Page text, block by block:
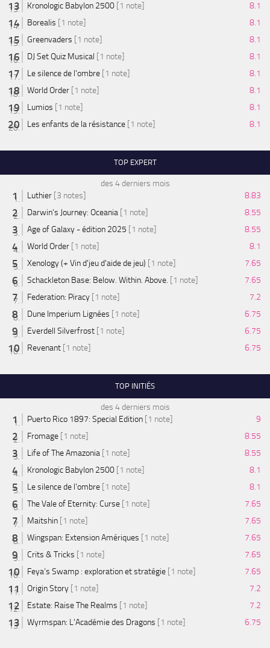
Kronologic Babylon 2500 [1 note]
8.1
Borealis [1 note]
8.1
Greenvaders [1 note]
8.1
DJ Set Quiz Musical [1 note]
8.1
Le silence de l'ombre [1 note]
8.1
World Order [1 note]
8.1
Lumios [1 note]
8.1
Les enfants de la résistance [1 note] 8.1
TOP EXPERT
des 4 derniers mois
Luthier [3 notes]
8.83
Darwin's Journey: Oceania [1 note]
8.55
Age of Galaxy - édition 2025 [1 note]
8.55
World Order [1 note]
8.1
Xenology (+ Vin d'jeu d'aide de jeu) [1 note]
7.65
Schackleton Base: Below. Within. Above. [1 note]
7.65
Federation: Piracy [1 note]
7.2
Dune Imperium Lignées [1 note]
6.75
Everdell Silverfrost [1 note]
6.75
Revenant [1 note] 6.75
TOP INITIÉS
des 4 derniers mois
Puerto Rico 1897: Special Edition [1 note]
9
Fromage [1 note]
8.55
Life of The Amazonia [1 note]
8.55
Kronologic Babylon 2500 [1 note]
8.1
Le silence de l'ombre [1 note]
8.1
The Vale of Eternity: Curse [1 note]
7.65
Maitshin [1 note]
7.65
Wingspan: Extension Amériques [1 note]
7.65
Crits & Tricks [1 note]
7.65
Feya’s Swamp : exploration et stratégie [1 note]
7.65
Origin Story [1 note]
7.2
Estate: Raise The Realms [1 note]
7.2
Wyrmspan: L'Académie des Dragons [1 note] 6.75